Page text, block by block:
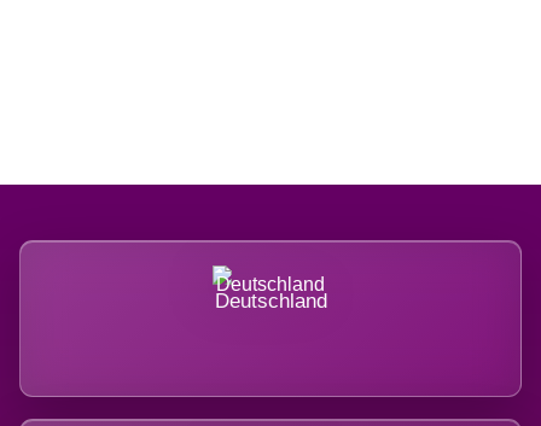
Deutschland